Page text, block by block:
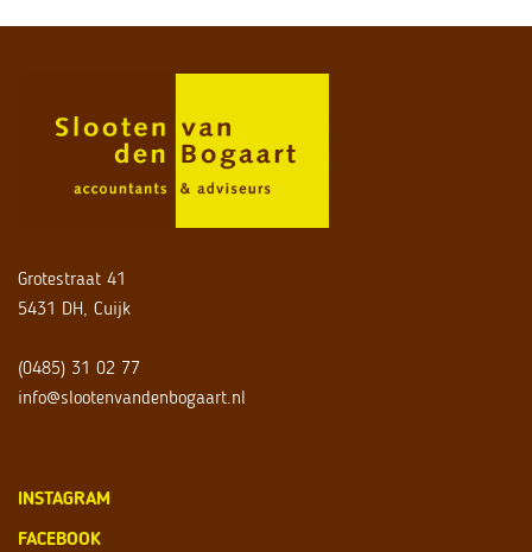
Grotestraat 41
5431 DH, Cuijk
(0485) 31 02 77
info@slootenvandenbogaart.nl
INSTAGRAM
FACEBOOK